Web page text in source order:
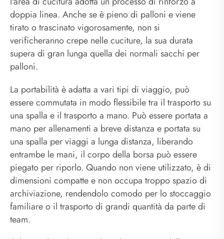
doppia linea. Anche se è pieno di palloni e viene
tirato o trascinato vigorosamente, non si
verificheranno crepe nelle cuciture, la sua durata
supera di gran lunga quella dei normali sacchi per
palloni.
La portabilità è adatta a vari tipi di viaggio, può
essere commutata in modo flessibile tra il trasporto su
una spalla e il trasporto a mano. Può essere portata a
mano per allenamenti a breve distanza e portata su
una spalla per viaggi a lunga distanza, liberando
entrambe le mani, il corpo della borsa può essere
piegato per riporlo. Quando non viene utilizzato, è di
dimensioni compatte e non occupa troppo spazio di
archiviazione, rendendolo comodo per lo stoccaggio
familiare o il trasporto di grandi quantità da parte di
team.